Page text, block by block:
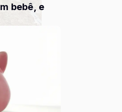
bebê, e